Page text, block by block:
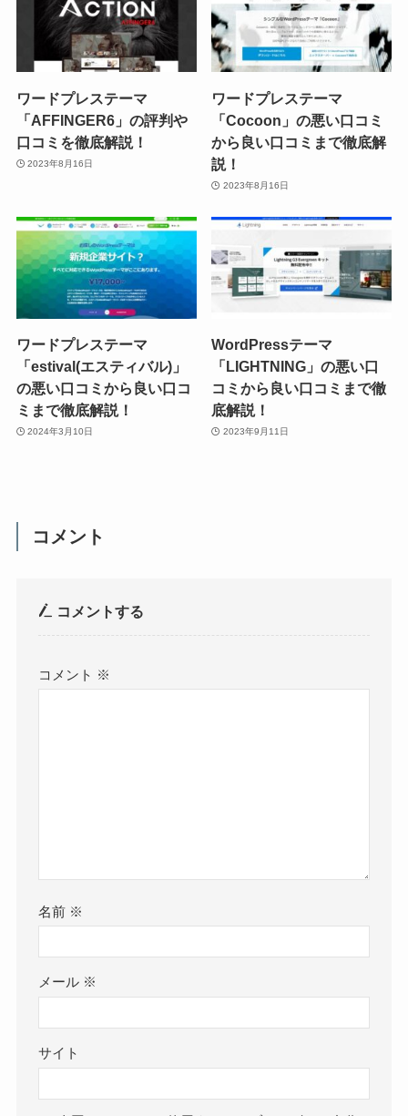
ワードプレステーマ
「AFFINGER6」の評判や
口コミを徹底解説！
2023年8月16日
ワードプレステーマ
「Cocoon」の悪い口コミ
から良い口コミまで徹底解
説！
2023年8月16日
ワードプレステーマ
「estival(エスティバル)」
の悪い口コミから良い口コ
ミまで徹底解説！
2024年3月10日
WordPressテーマ
「LIGHTNING」の悪い口
コミから良い口コミまで徹
底解説！
2023年9月11日
コメント
コメントする
コメント ※
名前 ※
メール ※
サイト